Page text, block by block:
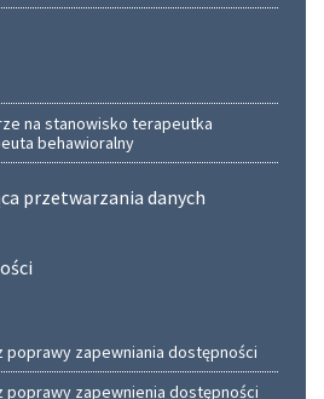
na stanowisko terapeutka
behawioralny
przetwarzania danych
poprawy zapewniania dostępności
poprawy zapewnienia dostępności